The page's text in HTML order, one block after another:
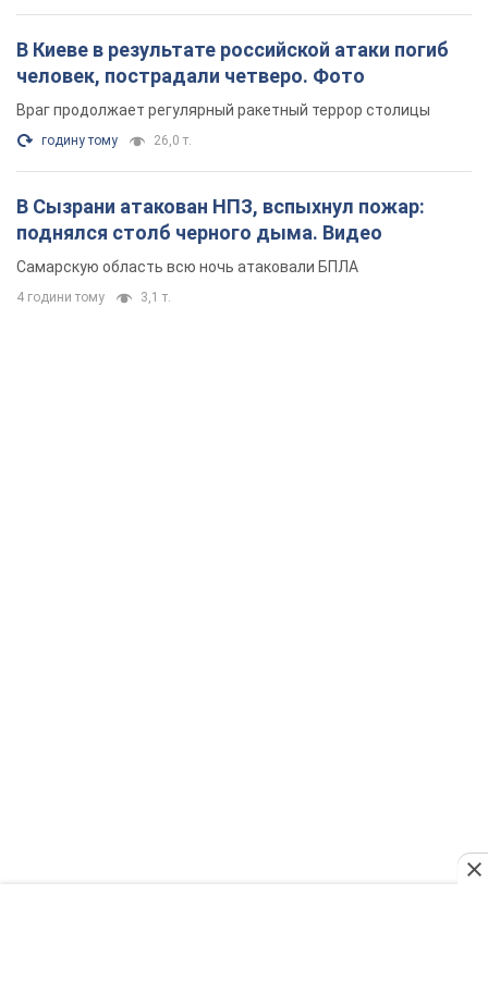
В Киеве в результате российской атаки погиб
человек, пострадали четверо. Фото
Враг продолжает регулярный ракетный террор столицы
годину тому 26,0 т.
В Сызрани атакован НПЗ, вспыхнул пожар:
поднялся столб черного дыма. Видео
Самарскую область всю ночь атаковали БПЛА
4 години тому 3,1 т.